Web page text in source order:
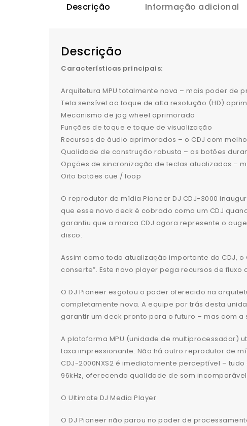
Descrição Informação adicional
Descrição
Características principais:
Arquitetura MPU totalmente nova – mais poder de
Tela sensível ao toque de alta resolução (HD)
Mecanismo de jog wheel aprimorado
Funções de toque e toque de visualização
Recursos de áudio aprimorados – o CDJ com
Qualidade de construção robusta – os botões
Opções de sincronização de teclas atualizadas –
Oito botões cue / loop
O reprodutor de mídia Pioneer DJ CDJ-3000
que esse novo deck é cobrado como um CDJ
garantiu que a marca CDJ agora represente o
disco.
Assim como toda atualização importante do CDJ,
conserte”. Este novo player pega recursos de
O DJ Pioneer esgotou o poder oferecido na
completamente nova. A equipe por trás desta
garantir um deck pronto para o futuro – mas com
A plataforma MPU (unidade de multiprocessador)
taxa impressionante. Não há outro reprodutor de
CDJ-2000NXS2 é imediatamente perceptível –
96kHz, oferecendo qualidade de som
O Ultimate DJ Media Player
O DJ Pioneer não parou no poder de